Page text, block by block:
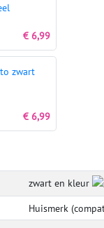
€ 6,99
zwart
€ 6,99
zwart en kleur
Huismerk